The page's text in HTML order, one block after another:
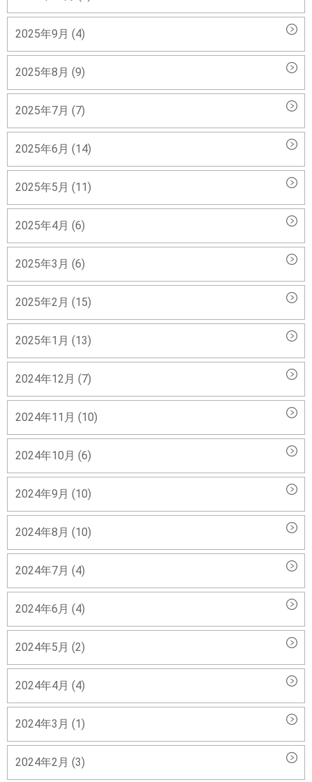
2025年9月 (4)
2025年8月 (9)
2025年7月 (7)
2025年6月 (14)
2025年5月 (11)
2025年4月 (6)
2025年3月 (6)
2025年2月 (15)
2025年1月 (13)
2024年12月 (7)
2024年11月 (10)
2024年10月 (6)
2024年9月 (10)
2024年8月 (10)
2024年7月 (4)
2024年6月 (4)
2024年5月 (2)
2024年4月 (4)
2024年3月 (1)
2024年2月 (3)